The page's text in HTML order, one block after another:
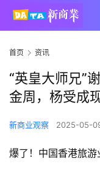
首页 资讯
“英皇大师兄”
金周，杨受成
新商业观察 2025-05-
爆了！中国香港旅游